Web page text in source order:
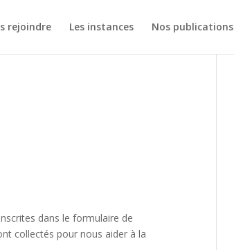
rejoindre Les instances Nos publications
dans le formulaire de
collectés pour nous aider à la